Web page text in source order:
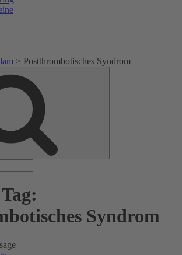
> Postthrombotisches Syndrom
Syndrom